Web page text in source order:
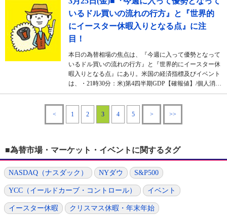
いるドル買いの流れの行方』と『世界的
にイースター休暇入りとなる点』に注
目！
本日の為替相場の焦点は、『今週に入って優勢となって
いるドル買いの流れの行方』と『世界的にイースター休
暇入りとなる点』にあり。米国の経済指標及びイベント
は、・21時30分：米)第4四半期GDP【確報値】/個人消…
< 1 2 3 4 5 > >>
■為替市場・マーケット・イベントに関するタグ
NASDAQ（ナスダック） NYダウ S&P500
YCC（イールドカーブ・コントロール） イベント
イースター休暇 クリスマス休暇・年末年始